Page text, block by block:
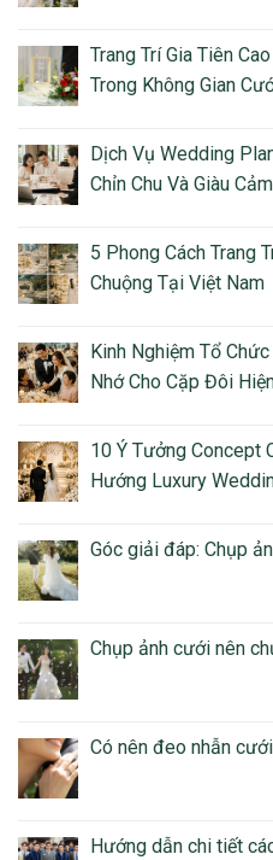
Trang Trí Gia Tiên
Trong Không Gian
Dịch Vụ Wedding
Chỉn Chu Và Giàu
5 Phong Cách Trang
Chuộng Tại Việt Nam
Kinh Nghiệm Tổ
Nhớ Cho Cặp Đôi
10 Ý Tưởng Concept
Hướng Luxury
Góc giải đáp: Chụp
Chụp ảnh cưới nên
Có nên đeo nhẫn
Hướng dẫn chi tiết